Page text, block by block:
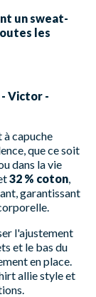
un sweat-
les
- Victor -
capuche
que ce soit
dans la vie
32 % coton
garantissant
l'ajustement
et le bas du
en place.
allie style et